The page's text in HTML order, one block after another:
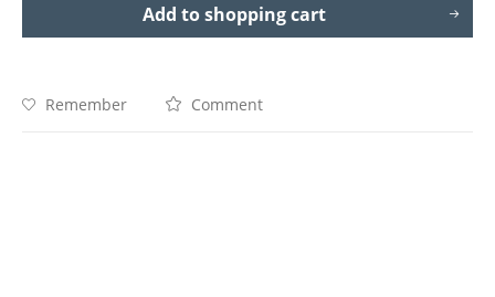
Add toshopping cart
Remember Comment